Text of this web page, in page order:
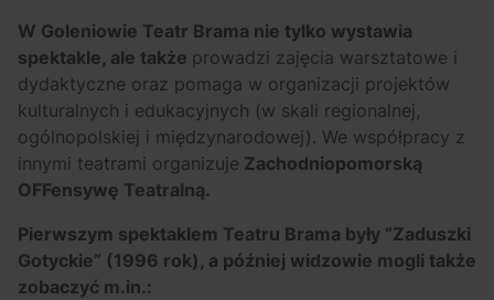
W Goleniowie Teatr Brama nie tylko wystawia
spektakle, ale także prowadzi zajęcia warsztatowe i
dydaktyczne oraz pomaga w organizacji projektów
kulturalnych i edukacyjnych (w skali regionalnej,
ogólnopolskiej i międzynarodowej). We współpracy z
innymi teatrami organizuje Zachodniopomorską
OFFensywę Teatralną.
Pierwszym spektaklem Teatru Brama były “Zaduszki
Gotyckie” (1996 rok), a później widzowie mogli także
zobaczyć m.in.: